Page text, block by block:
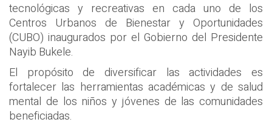
tecnológicas y recreativas en cada uno de los
Centros Urbanos de Bienestar y Oportunidades
(CUBO) inaugurados por el Gobierno del Presidente
Nayib Bukele.
El propósito de diversificar las actividades es
fortalecer las herramientas académicas y de salud
mental de los niños y jóvenes de las comunidades
beneficiadas.